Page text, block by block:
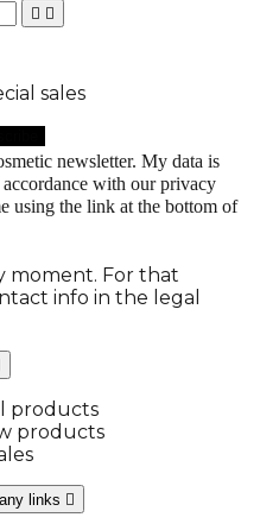
 
sales
newsletter. My data is
with our privacy
using the link at the bottom of
moment. For that
info in the legal
products
products
links 